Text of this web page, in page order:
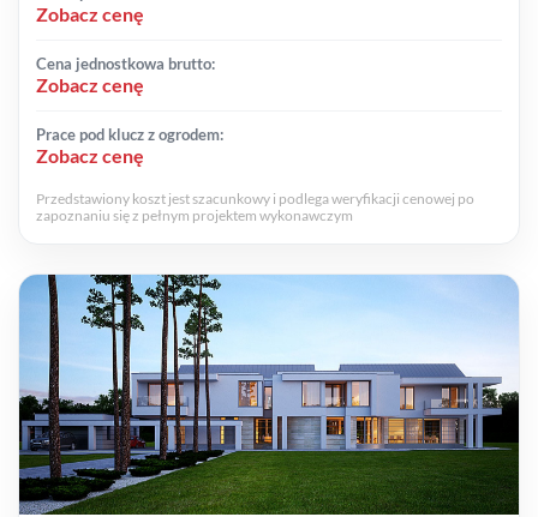
Zobacz cenę
Cena jednostkowa brutto:
Zobacz cenę
Prace pod klucz z ogrodem:
Zobacz cenę
Przedstawiony koszt jest szacunkowy i podlega weryfikacji cenowej po
zapoznaniu się z pełnym projektem wykonawczym